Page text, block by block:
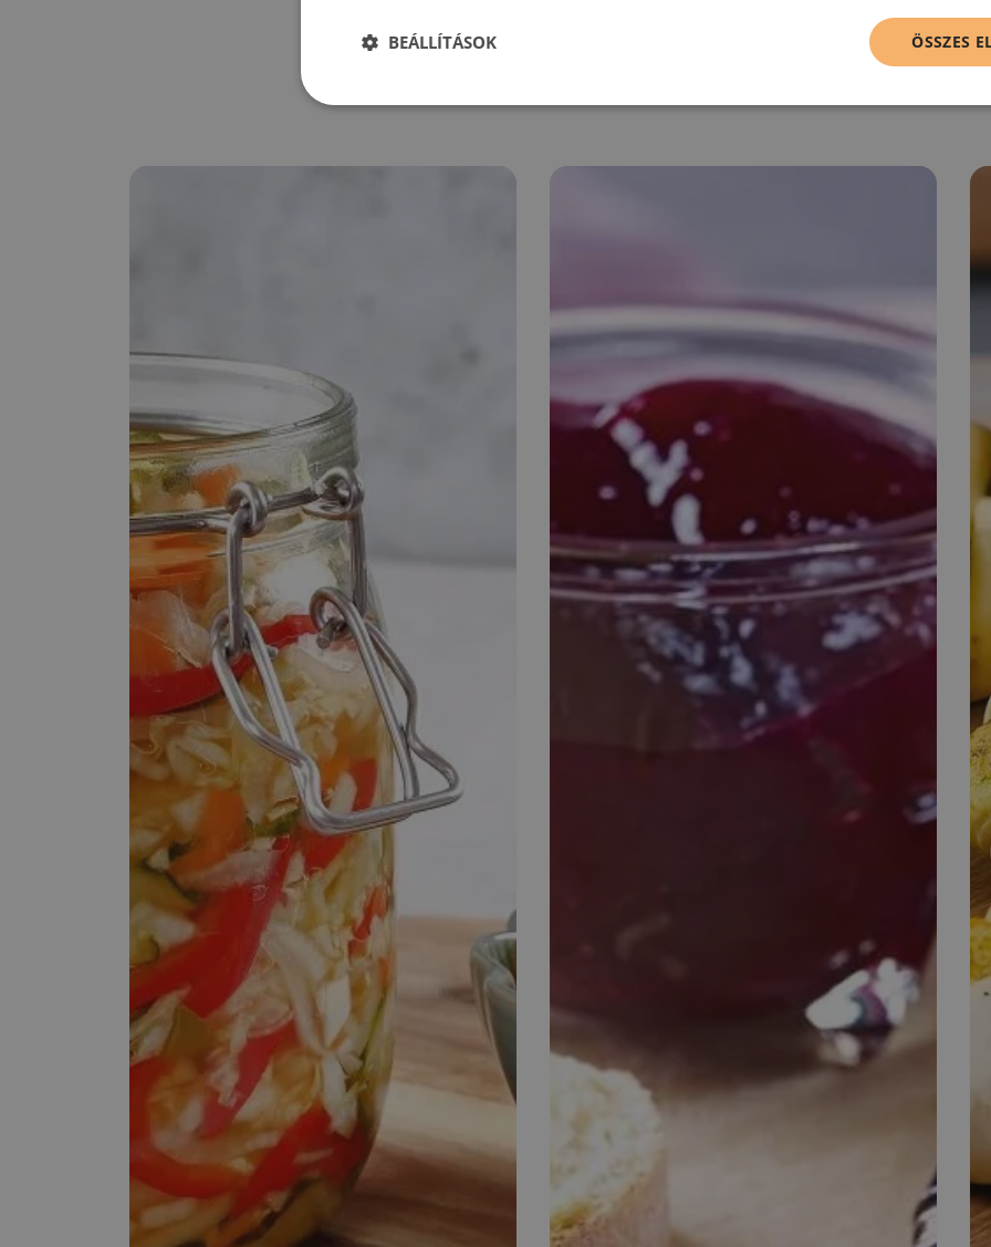
RECEPTAJÁNLÓ ÖSSZES
BEÁLLÍTÁSOK